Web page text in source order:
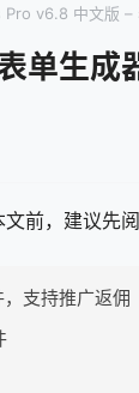
v6.8 中文版 –
单生成
前，建议先阅
支持推广返佣